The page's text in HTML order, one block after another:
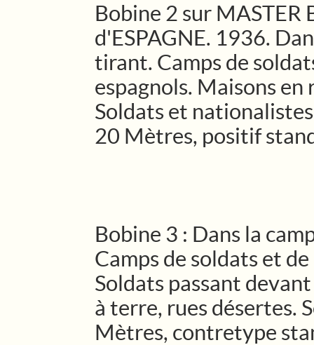
Bobine 2 sur MASTER
d'ESPAGNE. 1936.
tirant. Camps de
espagnols. Maisons
Soldats et
20 Mètres, positif
Bobine 3 : Dans la
Camps de soldats et
Soldats passant
à terre, rues désertes.
Mètres, contretype